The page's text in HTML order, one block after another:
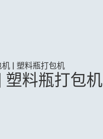
| 塑料瓶打包机
料瓶打包机